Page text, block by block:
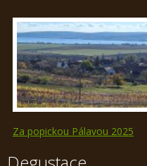
Za popickou Pálavou 2025